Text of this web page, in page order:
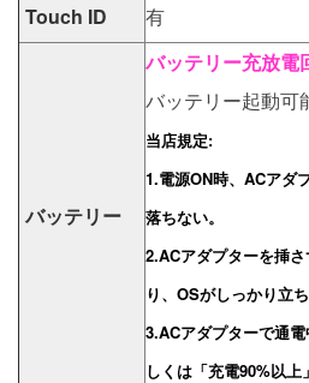
Touch ID
有
バッテリー
バッテリー充放
バッテリー起動可
当店規定:
1.電源ON時、ACアダ
落ちない。
2.ACアダプターを挿
り、OSがしっかり立ち
3.ACアダプターで通
しくは「充電90%以上